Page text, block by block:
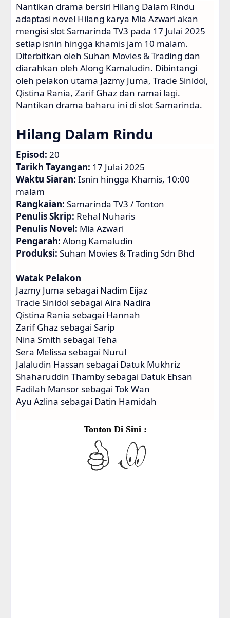
Nantikan drama bersiri Hilang Dalam Rindu
adaptasi novel Hilang karya Mia Azwari akan
mengisi slot Samarinda TV3 pada 17 Julai 2025
setiap isnin hingga khamis jam 10 malam.
Diterbitkan oleh Suhan Movies & Trading dan
diarahkan oleh Along Kamaludin. Dibintangi
oleh pelakon utama Jazmy Juma, Tracie Sinidol,
Qistina Rania, Zarif Ghaz dan ramai lagi.
Nantikan drama baharu ini di slot Samarinda.
Hilang Dalam Rindu
Episod: 20
Tarikh Tayangan: 17 Julai 2025
Waktu Siaran: Isnin hingga Khamis, 10:00
malam
Rangkaian: Samarinda TV3 / Tonton
Penulis Skrip: Rehal Nuharis
Penulis Novel: Mia Azwari
Pengarah: Along Kamaludin
Produksi: Suhan Movies & Trading Sdn Bhd
Watak Pelakon
Jazmy Juma sebagai Nadim Eijaz
Tracie Sinidol sebagai Aira Nadira
Qistina Rania sebagai Hannah
Zarif Ghaz sebagai Sarip
Nina Smith sebagai Teha
Sera Melissa sebagai Nurul
Jalaludin Hassan sebagai Datuk Mukhriz
Shaharuddin Thamby sebagai Datuk Ehsan
Fadilah Mansor sebagai Tok Wan
Ayu Azlina sebagai Datin Hamidah
Tonton Di Sini :